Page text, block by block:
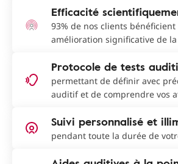
Efficacité
93% de nos clients bénéficient
amélioration significative de
Protocole de tests
permettant de définir avec
auditif et de comprendre vos
Suivi personnalisé et
pendant toute la durée de